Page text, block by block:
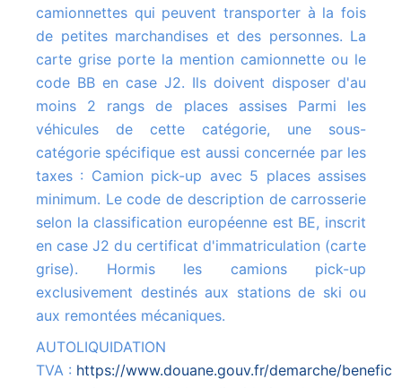
camionnettes qui peuvent transporter à la fois
de petites marchandises et des personnes. La
carte grise porte la mention camionnette ou le
code BB en case J2. Ils doivent disposer d'au
moins 2 rangs de places assises Parmi les
véhicules de cette catégorie, une sous-
catégorie spécifique est aussi concernée par les
taxes : Camion pick-up avec 5 places assises
minimum. Le code de description de carrosserie
selon la classification européenne est BE, inscrit
en case J2 du certificat d'immatriculation (carte
grise). Hormis les camions pick-up
exclusivement destinés aux stations de ski ou
aux remontées mécaniques.
AUTOLIQUIDATION
TVA : https://www.douane.gouv.fr/demarche/